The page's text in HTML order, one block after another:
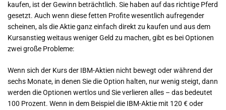
kaufen, ist der Gewinn beträchtlich. Sie haben auf das richtige Pferd
gesetzt. Auch wenn diese fetten Profite wesentlich aufregender
scheinen, als die Aktie ganz einfach direkt zu kaufen und aus dem
Kursanstieg weitaus weniger Geld zu machen, gibt es bei Optionen
zwei große Probleme:
Wenn sich der Kurs der IBM-Aktien nicht bewegt oder während der
sechs Monate, in denen Sie die Option halten, nur wenig steigt, dann
werden die Optionen wertlos und Sie verlieren alles – das bedeutet
100 Prozent. Wenn in dem Beispiel die IBM-Aktie mit 120 € oder